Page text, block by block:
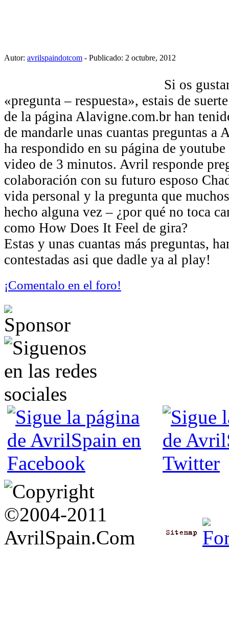
Autor: avrilspaindotcom - Publicado: 2 octubre, 2012
Si os
«pregunta – respuesta», estais de
de la página Alavigne.com.br han
de mandarle unas cuantas preguntas a
ha respondido en su página de
video de 3 minutos. Avril responde
colaboración con su futuro esposo
vida personal y la pregunta que
hecho alguna vez – ¿por qué no toca
como How Does It Feel de gira?
Estas y unas cuantas más preguntas,
contestadas asi que dadle ya al play!
¡Comentalo en el foro!